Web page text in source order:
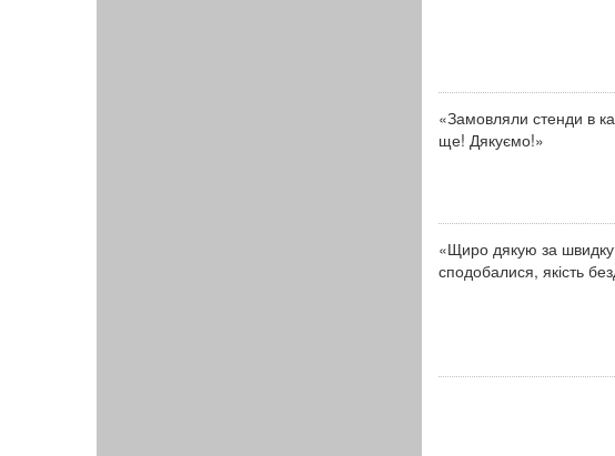
«Замовляли стенди в
ще! Дякуємо!»
«Щиро дякую за швидку
сподобалися, якість